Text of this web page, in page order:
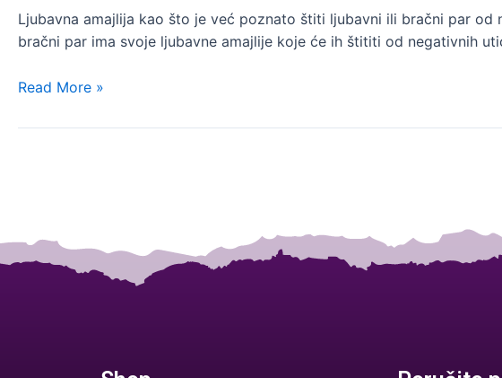
Ljubavna amajlija kao što je već poznato štiti ljubavni ili bračni par
bračni par ima svoje ljubavne amajlije koje će ih štititi od negativnih
Read More »